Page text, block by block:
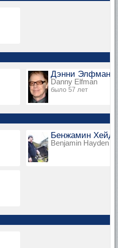
Дэнни Элфман
Danny Elfman
было 57 лет
Бенжамин
Benjamin Hayden